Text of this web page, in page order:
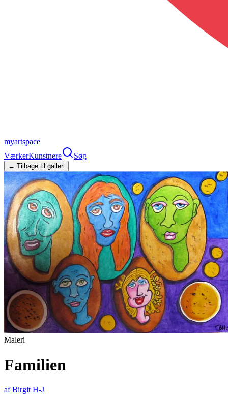
myartspace
VærkerKunstnere Søg
← Tilbage til galleri
Maleri
Familien
afBirgit H-J